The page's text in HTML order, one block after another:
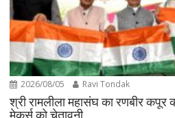
2026/08/05 Ravi Tondak
श्री रामलीला महासंघ का रणबीर कपूर